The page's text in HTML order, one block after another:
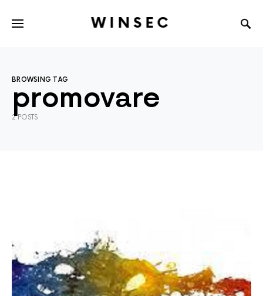
WINSEC
BROWSING TAG
promovare
2 POSTS